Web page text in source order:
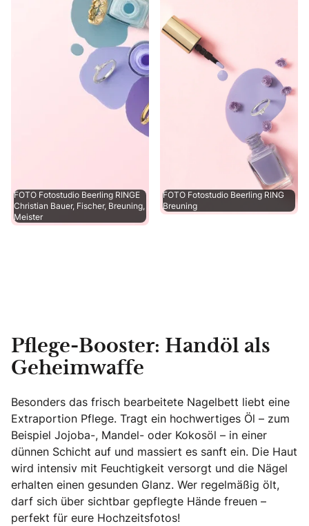
FOTO Fotostudio Beerling RINGE
Christian Bauer, Fischer, Breuning,
Meister
FOTO Fotostudio Beerling RING
Breuning
Pflege-Booster: Handöl als
Geheimwaffe
Besonders das frisch bearbeitete Nagelbett liebt eine
Extraportion Pflege. Tragt ein hochwertiges Öl – zum
Beispiel Jojoba-, Mandel- oder Kokosöl – in einer
dünnen Schicht auf und massiert es sanft ein. Die Haut
wird intensiv mit Feuchtigkeit versorgt und die Nägel
erhalten einen gesunden Glanz. Wer regelmäßig ölt,
darf sich über sichtbar gepflegte Hände freuen –
perfekt für eure Hochzeitsfotos!